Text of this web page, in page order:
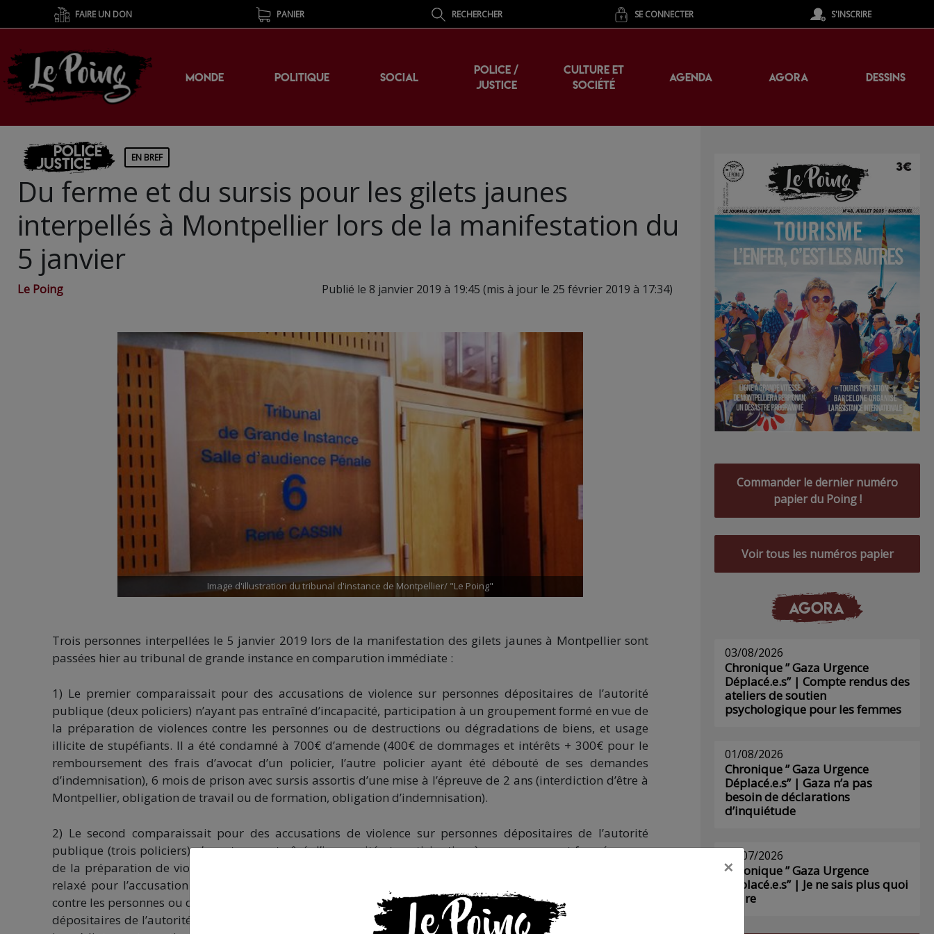
FAIRE UN DON PANIER RECHERCHER SE CONNECTER S'INSCRIRE
MONDE POLITIQUE SOCIAL
POLICE /
JUSTICE
CULTURE ET
SOCIÉTÉ
AGENDA AGORA DESSINS
Police
Justice EN BREF
Du ferme et du sursis pour les gilets jaunes
interpellés à Montpellier lors de la manifestation du
5 janvier
Le Poing Publié le 8 janvier 2019 à 19:45 (mis à jour le 25 février 2019 à 17:34)
Image d'illustration du tribunal d'instance de Montpellier/ "Le Poing"
Trois personnes interpellées le 5 janvier 2019 lors de la manifestation des gilets jaunes à Montpellier sont
passées hier au tribunal de grande instance en comparution immédiate :
1) Le premier comparaissait pour des accusations de violence sur personnes dépositaires de l’autorité
publique (deux policiers) n’ayant pas entraîné d’incapacité, participation à un groupement formé en vue de
la préparation de violences contre les personnes ou de destructions ou dégradations de biens, et usage
illicite de stupéfiants. Il a été condamné à 700€ d’amende (400€ de dommages et intérêts + 300€ pour le
remboursement des frais d’avocat d’un policier, l’autre policier ayant été débouté de ses demandes
d’indemnisation), 6 mois de prison avec sursis assortis d’une mise à l’épreuve de 2 ans (interdiction d’être à
Montpellier, obligation de travail ou de formation, obligation d’indemnisation).
2) Le second comparaissait pour des accusations de violence sur personnes dépositaires de l’autorité
publique (trois policiers) n’ayant pas entraîné d’incapacité et participation à un groupement formé en vue
de la préparation de violences contre les personnes ou de destructions ou dégradations de biens. Il a été
relaxé pour l’accusation de participation à un groupement formé en vue de la préparation de violences
contre les personnes ou de destructions ou dégradations de biens et condamné pour violence sur personnes
dépositaires de l’autorité publique à 6 mois de prison ferme avec mandat de dépôt (ce qui signifie qu’il est
Commander le dernier numéro
papier du Poing !
Voir tous les numéros papier
AGORA
03/08/2026
Chronique ” Gaza Urgence
Déplacé.e.s” | Compte rendus des
ateliers de soutien
psychologique pour les femmes
01/08/2026
Chronique ” Gaza Urgence
Déplacé.e.s” | Gaza n’a pas
besoin de déclarations
d’inquiétude
29/07/2026
Chronique ” Gaza Urgence
Déplacé.e.s” | Je ne sais plus quoi
écrire
×